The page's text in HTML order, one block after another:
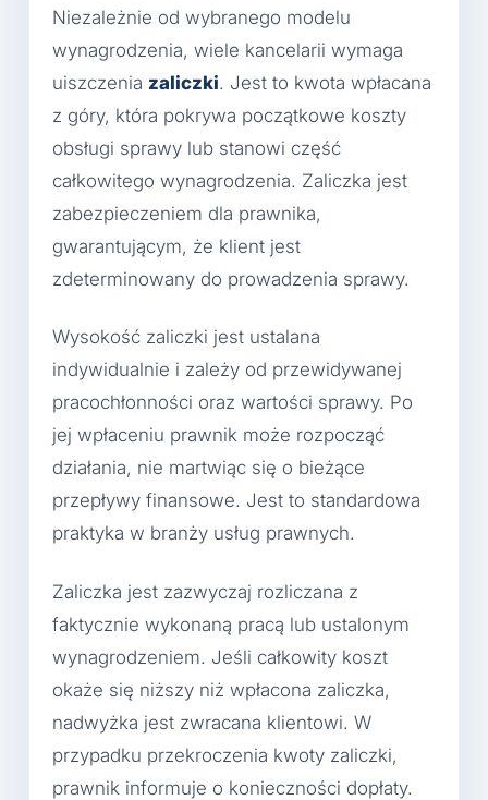
Niezależnie od wybranego modelu
wynagrodzenia, wiele kancelarii wymaga
uiszczenia zaliczki. Jest to kwota wpłacana
z góry, która pokrywa początkowe koszty
obsługi sprawy lub stanowi część
całkowitego wynagrodzenia. Zaliczka jest
zabezpieczeniem dla prawnika,
gwarantującym, że klient jest
zdeterminowany do prowadzenia sprawy.
Wysokość zaliczki jest ustalana
indywidualnie i zależy od przewidywanej
pracochłonności oraz wartości sprawy. Po
jej wpłaceniu prawnik może rozpocząć
działania, nie martwiąc się o bieżące
przepływy finansowe. Jest to standardowa
praktyka w branży usług prawnych.
Zaliczka jest zazwyczaj rozliczana z
faktycznie wykonaną pracą lub ustalonym
wynagrodzeniem. Jeśli całkowity koszt
okaże się niższy niż wpłacona zaliczka,
nadwyżka jest zwracana klientowi. W
przypadku przekroczenia kwoty zaliczki,
prawnik informuje o konieczności dopłaty.